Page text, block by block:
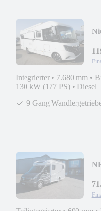
Integrierter • 7.680 mm •
130 kW (177 PS) • Diesel
9 Gang